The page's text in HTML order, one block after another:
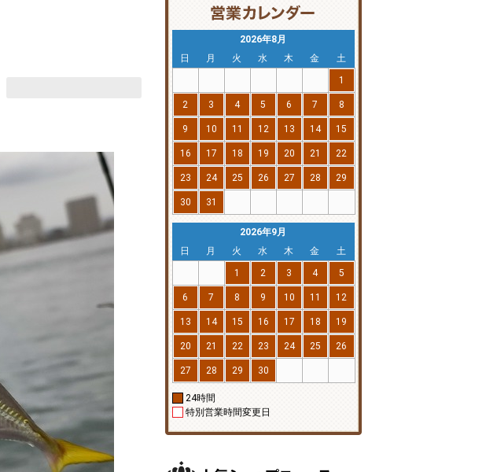
2026年8月
日
月 火 水 木 金
土
1
2 3 4 5 6 7 8
9 10 11 12 13 14 15
16 17 18 19 20 21 22
23 24 25 26 27 28 29
30 31
2026年9月
日
月 火 水 木 金
土
1
2 3 4 5
6 7 8 9 10 11 12
13 14 15 16 17 18 19
20 21 22 23 24 25 26
27 28 29 30
24時間
特別営業時間変更日